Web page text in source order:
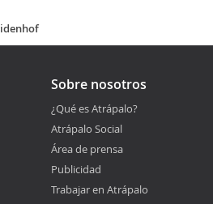
Sobre nosotros
¿Qué es Atrápalo?
Atrápalo Social
Área de prensa
Publicidad
Trabajar en Atrápalo